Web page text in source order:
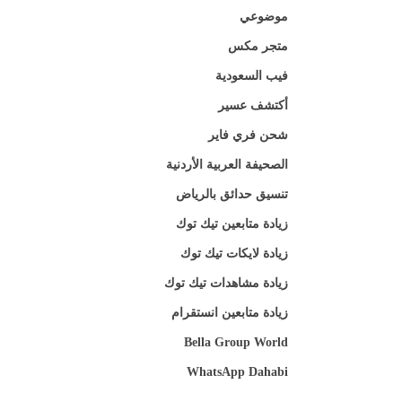
موضوعي
متجر مكس
فيب السعودية
أكتشف عسير
شحن فري فاير
الصحيفة العربية الأردنية
تنسيق حدائق بالرياض
زيادة متابعين تيك توك
زيادة لايكات تيك توك
زيادة مشاهدات تيك توك
زيادة متابعين انستقرام
Bella Group World
WhatsApp Dahabi